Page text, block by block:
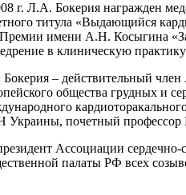
г. Л.А. Бокерия награжден
титула «Выдающийся
имени А.Н. Косыгина
в клиническую
– действительный член
общества грудных и
почетный профессор
Ассоциации сердечно-
палаты РФ всех